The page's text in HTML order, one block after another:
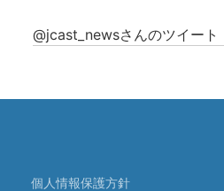
@jcast_newsさんのツイート
個人情報保護方針